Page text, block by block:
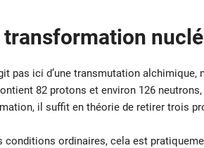
transformation
pas ici d’une transmutation
82 protons et environ 126
il suffit en théorie de retirer trois
conditions ordinaires, cela est